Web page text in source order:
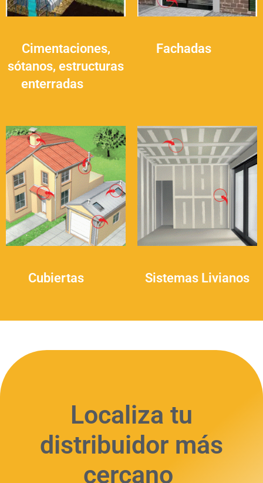
Cimentaciones,
sótanos, estructuras
enterradas
Fachadas
Cubiertas
Sistemas Livianos
Localiza tu
distribuidor más
cercano